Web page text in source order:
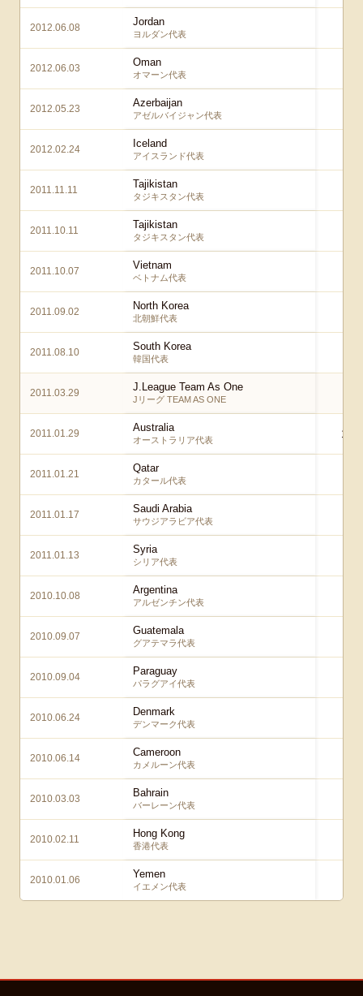
2012.06.08 Jordan
ヨルダン代表
2012.06.03 Oman
オマーン代表
2012.05.23 Azerbaijan
アゼルバイジャン代表
2012.02.24 Iceland
アイスランド代表
2011.11.11 Tajikistan
タジキスタン代表
2011.10.11 Tajikistan
タジキスタン代表
2011.10.07 Vietnam
ベトナム代表
2011.09.02 North Korea
北朝鮮代表
2011.08.10 South Korea
韓国代表
2011.03.29 J.League Team As One
Jリーグ TEAM AS ONE
2011.01.29 Australia
オーストラリア代表 1 –
2011.01.21 Qatar
カタール代表
2011.01.17 Saudi Arabia
サウジアラビア代表
2011.01.13 Syria
シリア代表
2010.10.08 Argentina
アルゼンチン代表
2010.09.07 Guatemala
グアテマラ代表
2010.09.04 Paraguay
パラグアイ代表
2010.06.24 Denmark
デンマーク代表
2010.06.14 Cameroon
カメルーン代表
2010.03.03 Bahrain
バーレーン代表
2010.02.11 Hong Kong
香港代表
2010.01.06 Yemen
イエメン代表